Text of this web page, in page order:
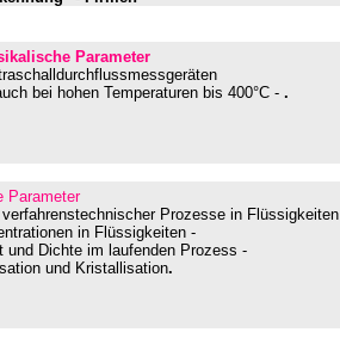
Parameter
bei hohen Temperaturen bis 400°C - .
Parameter
Prozesse in Flüssigkeiten
in Flüssigkeiten -
und Dichte im laufenden Prozess -
und Kristallisation.